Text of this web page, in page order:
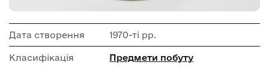
Дата створення 1970-ті рр.
Класифікація Предмети побуту